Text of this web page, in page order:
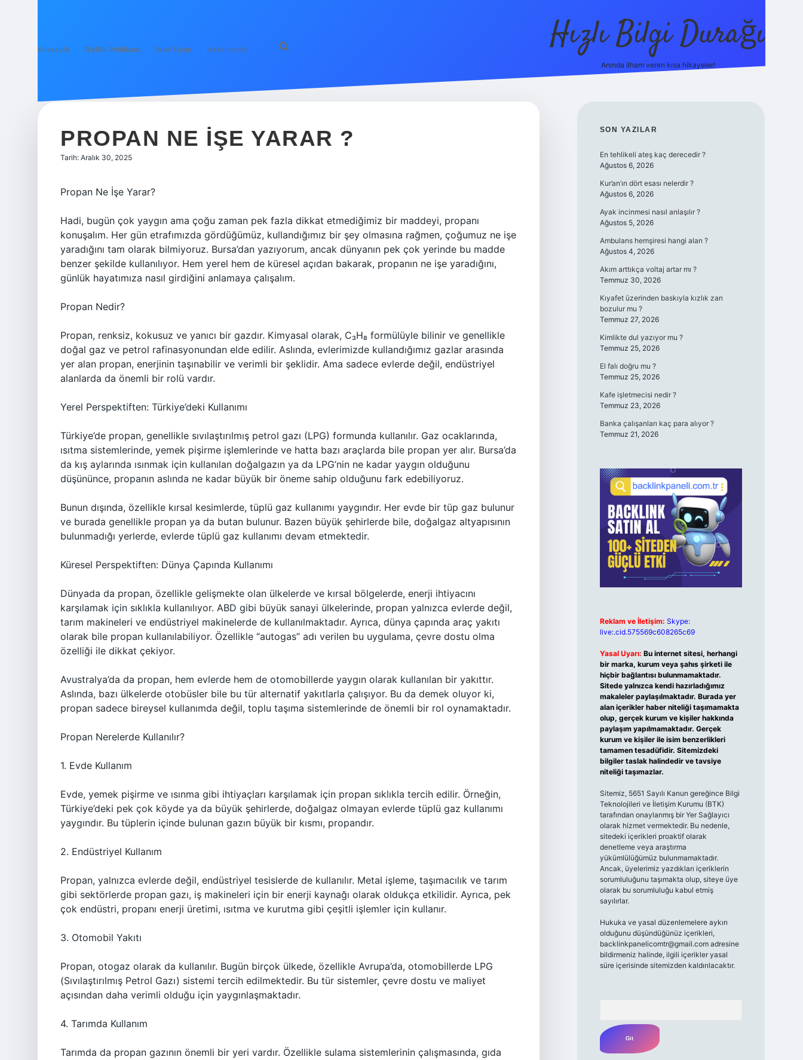
Anasayfa Gizlilik Politikası Yasal Uyarı Hakkımızda Hızlı Bilgi Durağı
Anında ilham veren kısa hikayeler!
PROPAN NE IŞE YARAR ?
Tarih: Aralık 30, 2025
Propan Ne İşe Yarar?
Hadi, bugün çok yaygın ama çoğu zaman pek fazla dikkat etmediğimiz bir maddeyi, propanı
konuşalım. Her gün etrafımızda gördüğümüz, kullandığımız bir şey olmasına rağmen, çoğumuz ne işe
yaradığını tam olarak bilmiyoruz. Bursa’dan yazıyorum, ancak dünyanın pek çok yerinde bu madde
benzer şekilde kullanılıyor. Hem yerel hem de küresel açıdan bakarak, propanın ne işe yaradığını,
günlük hayatımıza nasıl girdiğini anlamaya çalışalım.
Propan Nedir?
Propan, renksiz, kokusuz ve yanıcı bir gazdır. Kimyasal olarak, C₃H₈ formülüyle bilinir ve genellikle
doğal gaz ve petrol rafinasyonundan elde edilir. Aslında, evlerimizde kullandığımız gazlar arasında
yer alan propan, enerjinin taşınabilir ve verimli bir şeklidir. Ama sadece evlerde değil, endüstriyel
alanlarda da önemli bir rolü vardır.
Yerel Perspektiften: Türkiye’deki Kullanımı
Türkiye’de propan, genellikle sıvılaştırılmış petrol gazı (LPG) formunda kullanılır. Gaz ocaklarında,
ısıtma sistemlerinde, yemek pişirme işlemlerinde ve hatta bazı araçlarda bile propan yer alır. Bursa’da
da kış aylarında ısınmak için kullanılan doğalgazın ya da LPG’nin ne kadar yaygın olduğunu
düşününce, propanın aslında ne kadar büyük bir öneme sahip olduğunu fark edebiliyoruz.
Bunun dışında, özellikle kırsal kesimlerde, tüplü gaz kullanımı yaygındır. Her evde bir tüp gaz bulunur
ve burada genellikle propan ya da butan bulunur. Bazen büyük şehirlerde bile, doğalgaz altyapısının
bulunmadığı yerlerde, evlerde tüplü gaz kullanımı devam etmektedir.
Küresel Perspektiften: Dünya Çapında Kullanımı
Dünyada da propan, özellikle gelişmekte olan ülkelerde ve kırsal bölgelerde, enerji ihtiyacını
karşılamak için sıklıkla kullanılıyor. ABD gibi büyük sanayi ülkelerinde, propan yalnızca evlerde değil,
tarım makineleri ve endüstriyel makinelerde de kullanılmaktadır. Ayrıca, dünya çapında araç yakıtı
olarak bile propan kullanılabiliyor. Özellikle “autogas” adı verilen bu uygulama, çevre dostu olma
özelliği ile dikkat çekiyor.
Avustralya’da da propan, hem evlerde hem de otomobillerde yaygın olarak kullanılan bir yakıttır.
Aslında, bazı ülkelerde otobüsler bile bu tür alternatif yakıtlarla çalışıyor. Bu da demek oluyor ki,
propan sadece bireysel kullanımda değil, toplu taşıma sistemlerinde de önemli bir rol oynamaktadır.
Propan Nerelerde Kullanılır?
1. Evde Kullanım
Evde, yemek pişirme ve ısınma gibi ihtiyaçları karşılamak için propan sıklıkla tercih edilir. Örneğin,
Türkiye’deki pek çok köyde ya da büyük şehirlerde, doğalgaz olmayan evlerde tüplü gaz kullanımı
yaygındır. Bu tüplerin içinde bulunan gazın büyük bir kısmı, propandır.
2. Endüstriyel Kullanım
Propan, yalnızca evlerde değil, endüstriyel tesislerde de kullanılır. Metal işleme, taşımacılık ve tarım
gibi sektörlerde propan gazı, iş makineleri için bir enerji kaynağı olarak oldukça etkilidir. Ayrıca, pek
çok endüstri, propanı enerji üretimi, ısıtma ve kurutma gibi çeşitli işlemler için kullanır.
3. Otomobil Yakıtı
Propan, otogaz olarak da kullanılır. Bugün birçok ülkede, özellikle Avrupa’da, otomobillerde LPG
(Sıvılaştırılmış Petrol Gazı) sistemi tercih edilmektedir. Bu tür sistemler, çevre dostu ve maliyet
açısından daha verimli olduğu için yaygınlaşmaktadır.
4. Tarımda Kullanım
Tarımda da propan gazının önemli bir yeri vardır. Özellikle sulama sistemlerinin çalışmasında, gıda
SIDEBAR
SON YAZILAR
En tehlikeli ateş kaç derecedir ?
Ağustos 6, 2026
Kur’an’ın dört esası nelerdir ?
Ağustos 6, 2026
Ayak incinmesi nasıl anlaşılır ?
Ağustos 5, 2026
Ambulans hemşiresi hangi alan ?
Ağustos 4, 2026
Akım arttıkça voltaj artar mı ?
Temmuz 30, 2026
Kıyafet üzerinden baskıyla kızlık zarı
bozulur mu ?
Temmuz 27, 2026
Kimlikte dul yazıyor mu ?
Temmuz 25, 2026
El falı doğru mu ?
Temmuz 25, 2026
Kafe işletmecisi nedir ?
Temmuz 23, 2026
Banka çalışanları kaç para alıyor ?
Temmuz 21, 2026
Reklam ve İletişim: Skype:
live:.cid.575569c608265c69
Yasal Uyarı: Bu internet sitesi, herhangi
bir marka, kurum veya şahıs şirketi ile
hiçbir bağlantısı bulunmamaktadır.
Sitede yalnızca kendi hazırladığımız
makaleler paylaşılmaktadır. Burada yer
alan içerikler haber niteliği taşımamakta
olup, gerçek kurum ve kişiler hakkında
paylaşım yapılmamaktadır. Gerçek
kurum ve kişiler ile isim benzerlikleri
tamamen tesadüfidir. Sitemizdeki
bilgiler taslak halindedir ve tavsiye
niteliği taşımazlar.
Sitemiz, 5651 Sayılı Kanun gereğince Bilgi
Teknolojileri ve İletişim Kurumu (BTK)
tarafından onaylanmış bir Yer Sağlayıcı
olarak hizmet vermektedir. Bu nedenle,
sitedeki içerikleri proaktif olarak
denetleme veya araştırma
yükümlülüğümüz bulunmamaktadır.
Ancak, üyelerimiz yazdıkları içeriklerin
sorumluluğunu taşımakta olup, siteye üye
olarak bu sorumluluğu kabul etmiş
sayılırlar.
Hukuka ve yasal düzenlemelere aykırı
olduğunu düşündüğünüz içerikleri,
backlinkpanelicomtr@gmail.comadresine
bildirmeniz halinde, ilgili içerikler yasal
süre içerisinde sitemizden kaldırılacaktır.